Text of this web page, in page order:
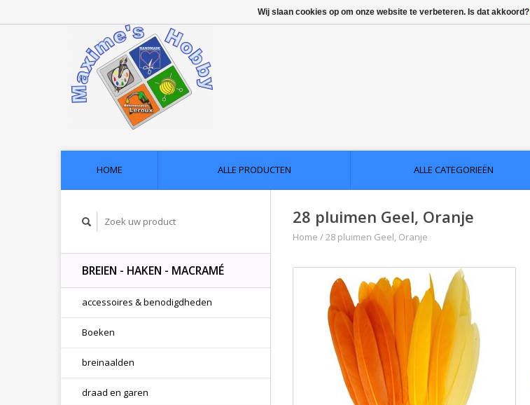
HOME ALLE PRODUCTEN ALLE CATEGORIEËN
BREIEN - HAKEN - MACRAMÉ
accessoires & benodigdheden
Boeken
breinaalden
draad en garen
28 pluimen Geel, Oranje
Home /28 pluimen Geel, Oranje
Wij slaan cookies op om onze website te verbeteren. Is dat akkoord?